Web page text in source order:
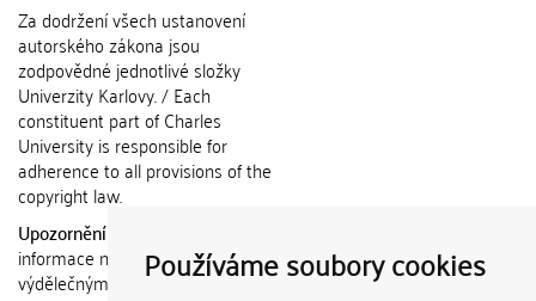
Používáme soubory cookies
Za dodržení všech ustanovení
autorského zákona jsou
zodpovědné jednotlivé složky
Univerzity Karlovy. / Each
constituent part of Charles
University is responsible for
adherence to all provisions of the
copyright law.
Upozornění / Notice:
informace nemohou být použity k
výdělečným účelům nebo vydávány